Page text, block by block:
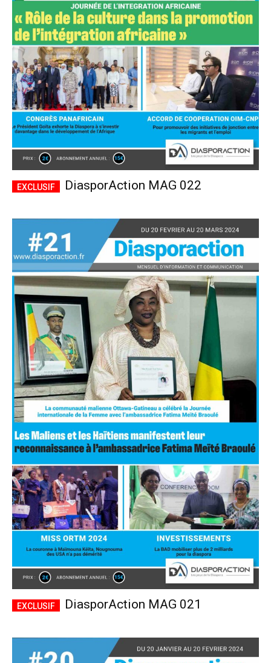
DiasporAction MAG 022
DiasporAction MAG 021